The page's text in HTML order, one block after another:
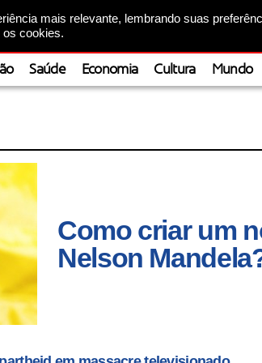
mais relevante, lembrando suas
os cookies.
Saúde Economia Cultura Mundo
Como criar um
Nelson